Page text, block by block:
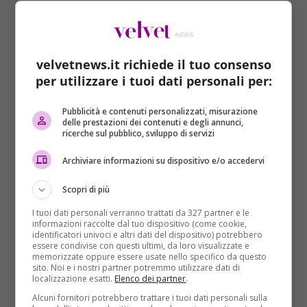
ma per molto tempo si è detto di decesso era
avvenuto per cause naturali e dovuto al massimo a
L’associazioneCittadinanzattiva , da sempre al fianco
della famiglia di Stefano Cucchi, attraversoLaura
dichiarato: “Abbiamo ottenuto per ben due volte in
Cassazione l’annullamento delle sentenze emesse
dalla Corte di Assise di Appello di Roma. Ci siamo stati
finora per capire, consapevoli che la nostra presenza
fosse un contributo per tenere viva l’attenzione su
questa vicenda e per comprendere fino in fondo che
cosa fosse accaduto. Proprio per queste stesse
ragioni e con queste stesse finalità, oggi rimettiamo
la nostra costituzione di parte civile nel processo a
carico dei sanitari dell’ospedale Pertini di Roma.
Siamo convinti che la verità sulla morte di Stefano
Cucchi possa essere finalmente e chiaramente
velvetnews.it richiede il tuo consenso
per utilizzare i tuoi dati personali per:
Pubblicità e contenuti personalizzati, misurazione
delle prestazioni dei contenuti e degli annunci,
ricerche sul pubblico, sviluppo di servizi
Archiviare informazioni su dispositivo e/o accedervi
Scopri di più
I tuoi dati personali verranno trattati da 327 partner e le
informazioni raccolte dal tuo dispositivo (come cookie,
identificatori univoci e altri dati del dispositivo) potrebbero
essere condivise con questi ultimi, da loro visualizzate e
memorizzate oppure essere usate nello specifico da questo
sito. Noi e i nostri partner potremmo utilizzare dati di
localizzazione esatti. Elenco dei partner.
Alcuni fornitori potrebbero trattare i tuoi dati personali sulla